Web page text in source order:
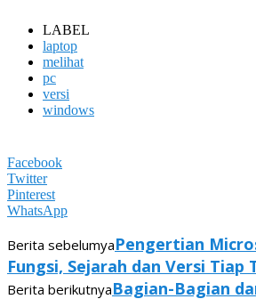
LABEL
laptop
melihat
pc
versi
windows
Facebook
Twitter
Pinterest
WhatsApp
Berita sebelumyaPengertian
Fungsi, Sejarah dan Versi Tiap
Berita berikutnyaBagian-Bagian